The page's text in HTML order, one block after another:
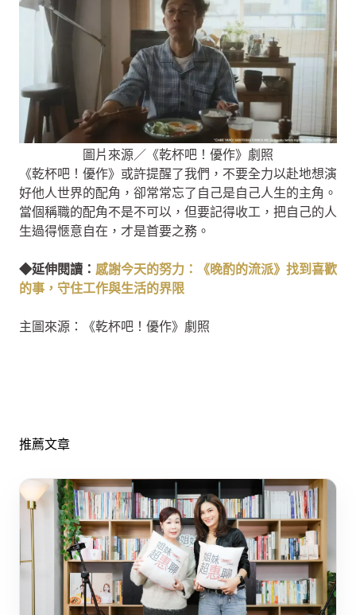
圖片來源／《乾杯吧！優作》劇照
《乾杯吧！優作》或許提醒了我們，不要全力以赴地想演
好他人世界的配角，卻常常忘了自己是自己人生的主角。
當個稱職的配角不是不可以，但要記得收工，把自己的人
生過得愜意自在，才是首要之務。
◆延伸閱讀： 感謝今天的努力：《晚酌的流派》找到喜歡
的事，守住工作與生活的界限
主圖來源：《乾杯吧！優作》劇照
推薦文章